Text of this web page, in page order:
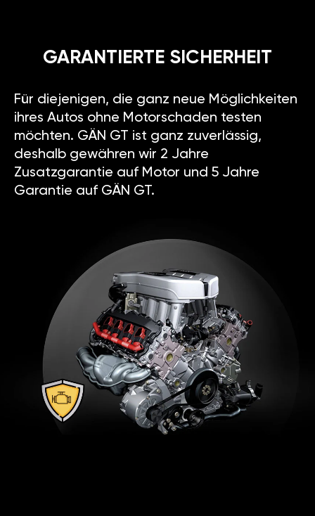
GARANTIERTE SICHERHEIT
Für diejenigen, die ganz neue Möglichkeiten
ihres Autos ohne Motorschaden testen
möchten. GÄN GT ist ganz zuverlässig,
deshalb gewähren wir 2 Jahre
Zusatzgarantie auf Motor und 5 Jahre
Garantie auf GÄN GT.